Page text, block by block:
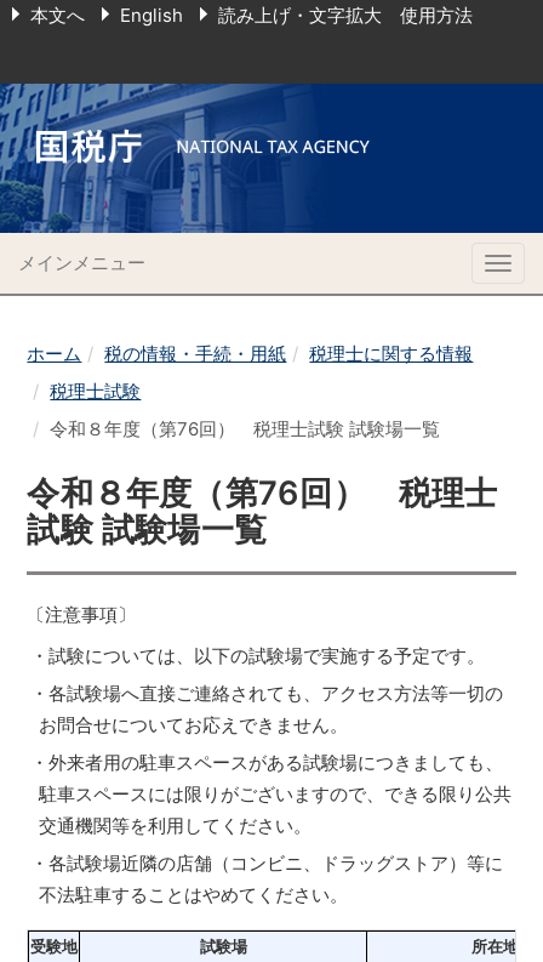
本文へ English 読み上げ・文字拡大 使用方法
メインメニュー
ホーム 税の情報・手続・用紙
税理士に関する情報
税理士試験
令和８年度（第76回） 税理士試験 試験場一覧
令和８年度（第76回） 税理士
試験 試験場一覧
〔注意事項〕
・試験については、以下の試験場で実施する予定です。
・各試験場へ直接ご連絡されても、アクセス方法等一切の
お問合せについてお応えできません。
・外来者用の駐車スペースがある試験場につきましても、
駐車スペースには限りがございますので、できる限り公共
交通機関等を利用してください。
・各試験場近隣の店舗（コンビニ、ドラッグストア）等に
不法駐車することはやめてください。
受験地 試験場
所在地